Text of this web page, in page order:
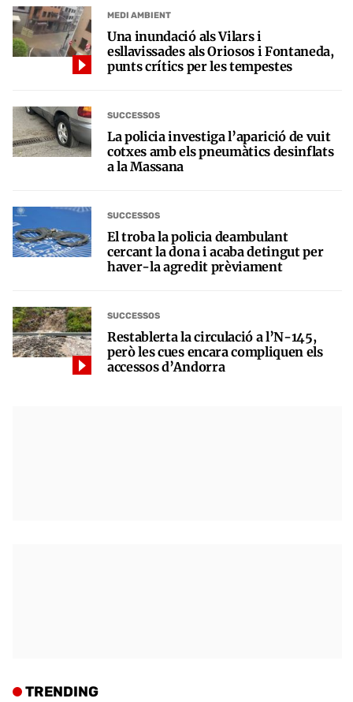
MEDI AMBIENT
Una inundació als Vilars i
esllavissades als Oriosos i Fontaneda,
punts crítics per les tempestes
SUCCESSOS
La policia investiga l’aparició de vuit
cotxes amb els pneumàtics desinflats
a la Massana
SUCCESSOS
El troba la policia deambulant
cercant la dona i acaba detingut per
haver-la agredit prèviament
SUCCESSOS
Restablerta la circulació a l’N-145,
però les cues encara compliquen els
accessos d’Andorra
TRENDING